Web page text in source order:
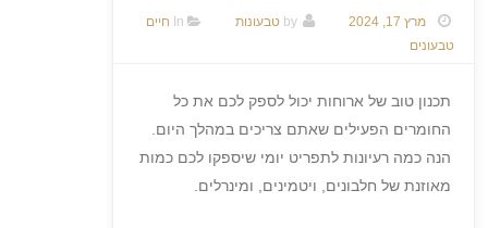
מרץ 17, 2024 by טבעונות
חיים
טבעונים
תכנון טוב של ארוחות יכול לספק לכם את כל
החומרים הפעילים שאתם צריכים במהלך היום.
הנה כמה רעיונות לתפריט יומי שיספקו לכם כמות
מאוזנת של חלבונים, ויטמינים, ומינרלים.